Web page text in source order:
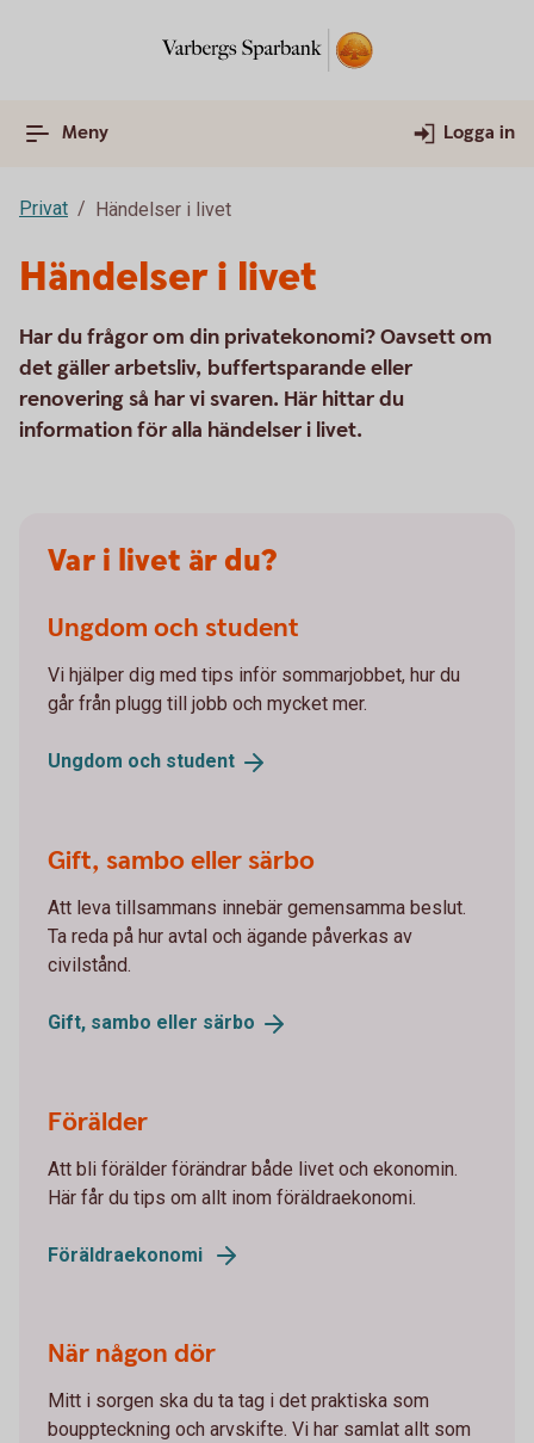
Meny Logga in
Privat Händelser i livet
Händelser i livet
Har du frågor om din privatekonomi? Oavsett om
det gäller arbetsliv, buffertsparande eller
renovering så har vi svaren. Här hittar du
information för alla händelser i livet.
Var i livet är du?
Ungdom och student
Vi hjälper dig med tips inför sommarjobbet, hur du
går från plugg till jobb och mycket mer.
Ungdom och student
Gift, sambo eller särbo
Att leva tillsammans innebär gemensamma beslut.
Ta reda på hur avtal och ägande påverkas av
civilstånd.
Gift, sambo eller särbo
Förälder
Att bli förälder förändrar både livet och ekonomin.
Här får du tips om allt inom föräldraekonomi.
Föräldraekonomi
När någon dör
Mitt i sorgen ska du ta tag i det praktiska som
bouppteckning och arvskifte. Vi har samlat allt som